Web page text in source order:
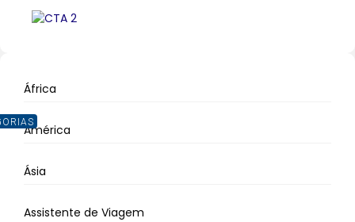
África
América
Ásia
Assistente de Viagem